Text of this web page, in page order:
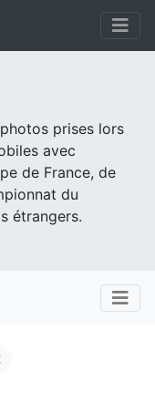
prises lors
avec
de France, de
du
étrangers.